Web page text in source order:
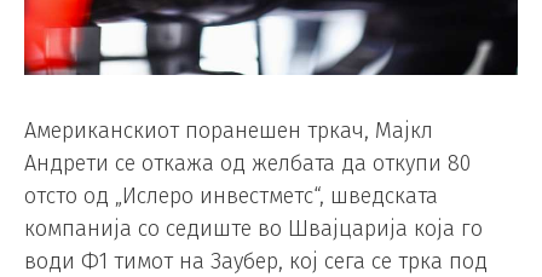
Американскиот поранешен тркач, Мајкл
Андрети се откажа од желбата да откупи 80
отсто од „Ислеро инвестметс“, шведската
компанија со седиште во Швајцарија која го
води Ф1 тимот на Заубер, кој сега се трка под